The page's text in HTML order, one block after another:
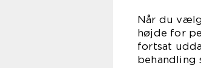
Når du
højde for
fortsat
behandling